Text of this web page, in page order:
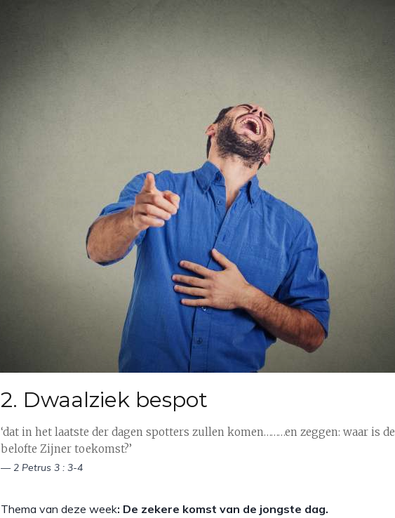
2. Dwaalziek bespot
‘dat in het laatste der dagen spotters zullen komen………en zeggen: waar is de
belofte Zijner toekomst?’
— 2 Petrus 3 : 3-4
Thema van deze week: De zekere komst van de jongste dag.